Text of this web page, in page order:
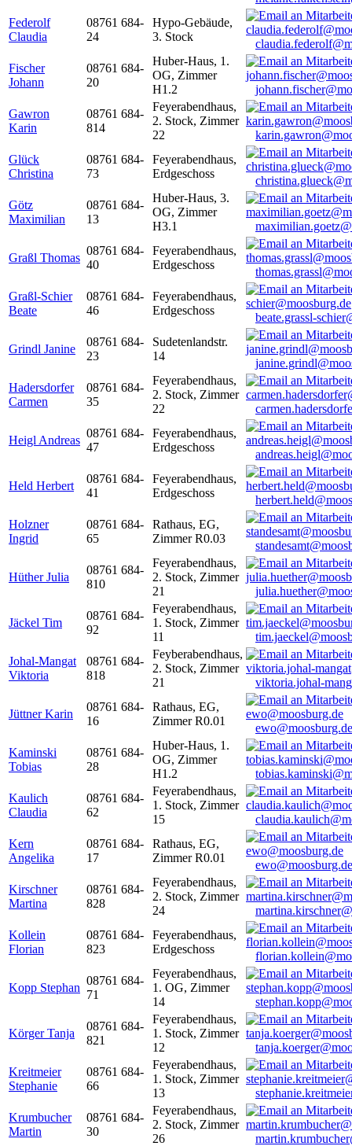
Federolf
Claudia
08761 684-
24
Hypo-Gebäude,
3. Stock
Fischer
Johann
08761 684-
20
Huber-Haus, 1.
OG, Zimmer
H1.2
Gawron
Karin
08761 684-
814
Feyerabendhaus,
2. Stock, Zimmer
22
Glück
Christina
08761 684-
73
Feyerabendhaus,
Erdgeschoss
Götz
Maximilian
08761 684-
13
Huber-Haus, 3.
OG, Zimmer
H3.1
Graßl Thomas
08761 684-
40
Feyerabendhaus,
Erdgeschoss
Graßl-Schier
Beate
08761 684-
46
Feyerabendhaus,
Erdgeschoss
beate.grassl-
Grindl Janine
08761 684-
23
Sudetenlandstr.
14
Hadersdorfer
Carmen
08761 684-
35
Feyerabendhaus,
2. Stock, Zimmer
22
Heigl Andreas
08761 684-
47
Feyerabendhaus,
Erdgeschoss
Held Herbert
08761 684-
41
Feyerabendhaus,
Erdgeschoss
Holzner
Ingrid
08761 684-
65
Rathaus, EG,
Zimmer R0.03
Hüther Julia
08761 684-
810
Feyerabendhaus,
2. Stock, Zimmer
21
Jäckel Tim
08761 684-
92
Feyerabendhaus,
1. Stock, Zimmer
11
Johal-Mangat
Viktoria
08761 684-
818
Feyberabendhaus,
2. Stock, Zimmer
21
viktoria.johal-
Jüttner Karin
08761 684-
16
Rathaus, EG,
Zimmer R0.01
ewo@moosburg.de
Kaminski
Tobias
08761 684-
28
Huber-Haus, 1.
OG, Zimmer
H1.2
Kaulich
Claudia
08761 684-
62
Feyerabendhaus,
1. Stock, Zimmer
15
Kern
Angelika
08761 684-
17
Rathaus, EG,
Zimmer R0.01
ewo@moosburg.de
Kirschner
Martina
08761 684-
828
Feyerabendhaus,
2. Stock, Zimmer
24
Kollein
Florian
08761 684-
823
Feyerabendhaus,
Erdgeschoss
Kopp Stephan
08761 684-
71
Feyerabendhaus,
1. OG, Zimmer
14
Körger Tanja
08761 684-
821
Feyerabendhaus,
1. Stock, Zimmer
12
Kreitmeier
Stephanie
08761 684-
66
Feyerabendhaus,
1. Stock, Zimmer
13
Krumbucher
Martin
08761 684-
30
Feyerabendhaus,
2. Stock, Zimmer
26